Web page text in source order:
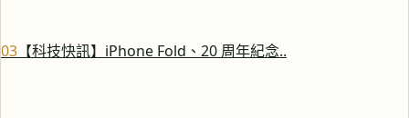
03 【科技快訊】iPhone Fold、20 周年紀念..